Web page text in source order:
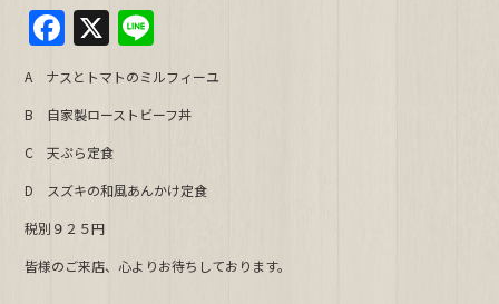
F
a
c
e
b
o
o
k
X
n
e
A ナスとトマトのミルフィーユ
B 自家製ローストビーフ丼
C 天ぷら定食
D スズキの和風あんかけ定食
税別９２５円
皆様のご来店、心よりお待ちしております。